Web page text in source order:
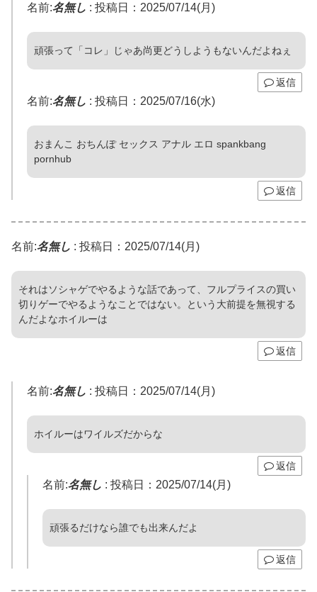
名前:名無し : 投稿日：2025/07/14(月)
頑張って「コレ」じゃあ尚更どうしようもないんだよねぇ
返信
名前:名無し : 投稿日：2025/07/16(水)
おまんこ おちんぽ セックス アナル エロ spankbang
pornhub
返信
名前:名無し : 投稿日：2025/07/14(月)
それはソシャゲでやるような話であって、フルプライスの買い
切りゲーでやるようなことではない。という大前提を無視する
んだよなホイルーは
返信
名前:名無し : 投稿日：2025/07/14(月)
ホイルーはワイルズだからな
返信
名前:名無し : 投稿日：2025/07/14(月)
頑張るだけなら誰でも出来んだよ
返信